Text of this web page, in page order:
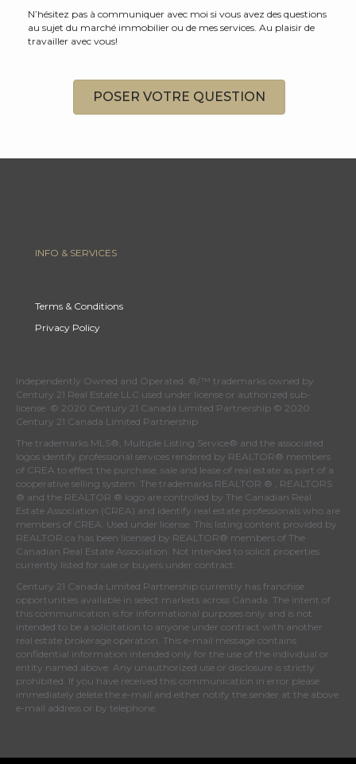
N’hésitez pas à communiquer avec moi si vous avez des questions
au sujet du marché immobilier ou de mes services. Au plaisir de
travailler avec vous!
POSER VOTRE QUESTION
INFO & SERVICES
Terms & Conditions
Privacy Policy
Independently Owned and Operated. ®/™ trademarks owned by
Century 21 Real Estate LLC used under license or authorized sub-
license. © 2020 Century 21 Canada Limited Partnership © 2020
Century 21 Canada Limited Partnership
The trademarks MLS®, Multiple Listing Service® and the associated
logos identify professional services rendered by REALTOR® members
of CREA to effect the purchase, sale and lease of real estate as part of a
cooperative selling system. The trademarks REALTOR ® , REALTORS
® and the REALTOR ® logo are controlled by The Canadian Real
Estate Association (CREA) and identify real estate professionals who are
members of CREA . Used under license. This listing content provided by
REALTOR.ca has been licensed by REALTOR® members of The
Canadian Real Estate Association . Not intended to solicit properties
currently listed for sale or buyers under contract.
Century 21 Canada Limited Partnership currently has franchise
opportunities available in select markets across Canada. The intent of
this communication is for informational purposes only and is not
intended to be a solicitation to anyone under contract with another
real estate brokerage operation. This e-mail message contains
confidential information intended only for the use of the individual or
entity named above. Any unauthorized use or disclosure is strictly
prohibited. If you have received this communication in error please
immediately delete the e-mail and either notify the sender at the above
e-mail address or by telephone.
© 2024 Elyse Gallagher REALTOR®